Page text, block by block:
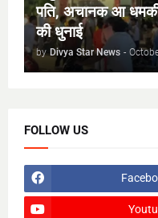
पति, अचानक आ
की धुनाई
by Divya Star News -
FOLLOW US